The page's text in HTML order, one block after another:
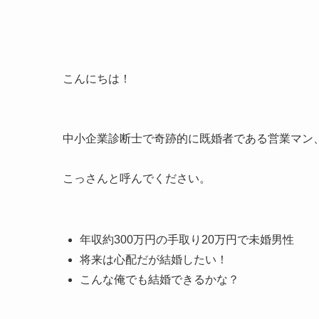
こんにちは！
中小企業診断士で奇跡的に既婚者である営業マン
こっさんと呼んでください。
年収約300万円の手取り20万円で未婚男性
将来は心配だが結婚したい！
こんな俺でも結婚できるかな？